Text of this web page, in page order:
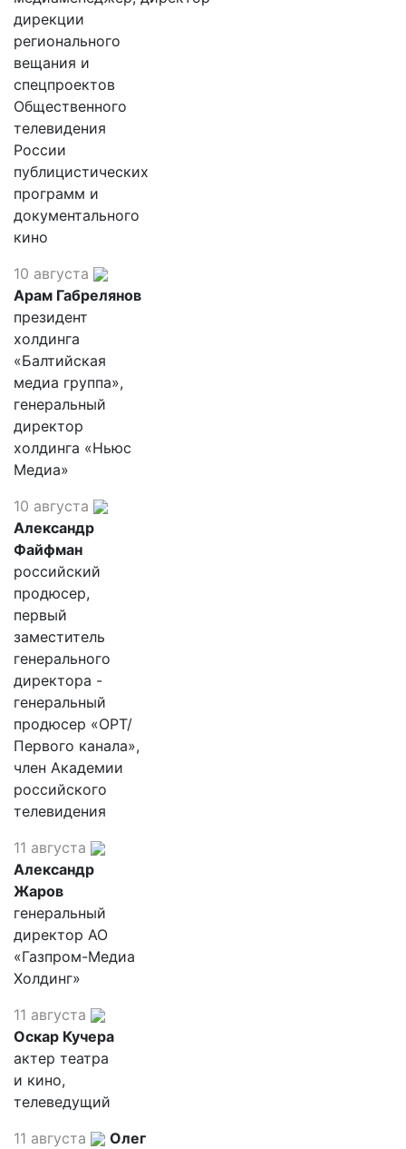
дирекции
регионального
вещания и
спецпроектов
Общественного
телевидения
России
публицистических
программ и
документального
кино
10 августа
Арам Габрелянов
президент
холдинга
«Балтийская
медиа группа»,
генеральный
директор
холдинга «Ньюс
Медиа»
10 августа
Александр
Файфман
российский
продюсер,
первый
заместитель
генерального
директора -
генеральный
продюсер «ОРТ/
Первого канала»,
член Академии
российского
телевидения
11 августа
Александр
Жаров
генеральный
директор АО
«Газпром-Медиа
Холдинг»
11 августа
Оскар Кучера
актер театра
и кино,
телеведущий
11 августа
Олег